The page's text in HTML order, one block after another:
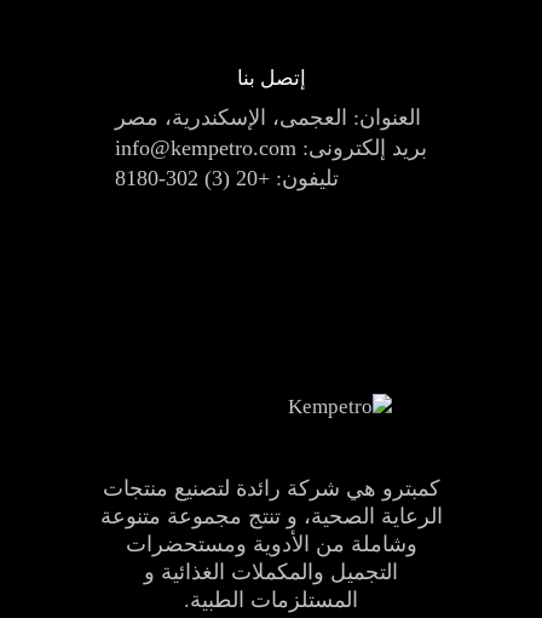
إتصل بنا
العنوان: العجمى، الإسكندرية، مصر
بريد إلكترونى: info@kempetro.com
تليفون: +20 (3) 302-8180
كمبترو هي شركة رائدة لتصنيع منتجات
الرعاية الصحية، و تنتج مجموعة متنوعة
وشاملة من الأدوية ومستحضرات
التجميل والمكملات الغذائية و
المستلزمات الطبية.